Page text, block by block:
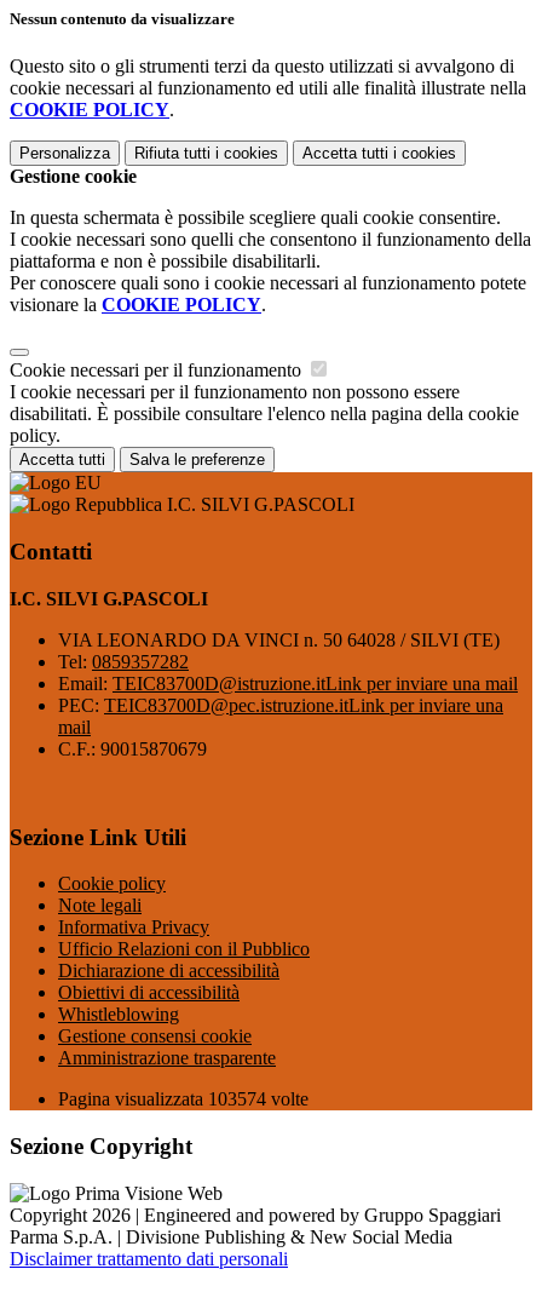
Nessun contenuto da visualizzare
Questo sito o gli strumenti terzi da questo utilizzati si avvalgono di
cookie necessari al funzionamento ed utili alle finalità illustrate nella
COOKIE POLICY.
Personalizza Rifiuta tutti i cookies Accetta tutti i cookies
Gestione cookie
In questa schermata è possibile scegliere quali cookie consentire.
I cookie necessari sono quelli che consentono il funzionamento della
piattaforma e non è possibile disabilitarli.
Per conoscere quali sono i cookie necessari al funzionamento potete
visionare la COOKIE POLICY.
Cookie necessari per il funzionamento
I cookie necessari per il funzionamento non possono essere
disabilitati. È possibile consultare l'elenco nella pagina della cookie
policy.
Accetta tutti Salva le preferenze
I.C. SILVI G.PASCOLI
Contatti
I.C. SILVI G.PASCOLI
VIA LEONARDO DA VINCI n. 50 64028 / SILVI (TE)
Tel: 0859357282
Email: TEIC83700D@istruzione.itLink per inviare una mail
PEC: TEIC83700D@pec.istruzione.itLink per inviare una
mail
C.F.: 90015870679
Sezione Link Utili
Cookie policy
Note legali
Informativa Privacy
Ufficio Relazioni con il Pubblico
Dichiarazione di accessibilità
Obiettivi di accessibilità
Whistleblowing
Gestione consensi cookie
Amministrazione trasparente
Pagina visualizzata 103574 volte
Sezione Copyright
Copyright 2026 | Engineered and powered by Gruppo Spaggiari
Parma S.p.A. | Divisione Publishing & New Social Media
Disclaimer trattamento dati personali